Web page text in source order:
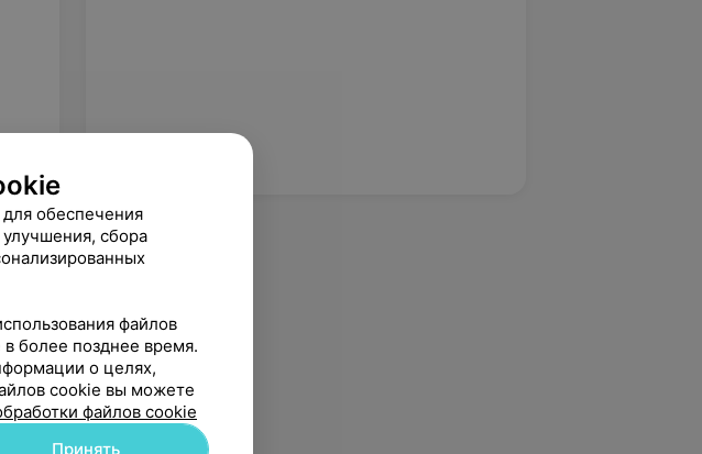
обеспечения
улучшения, сбора
файлов
более позднее время.
о целях,
cookie вы можете
файлов cookie
Принять